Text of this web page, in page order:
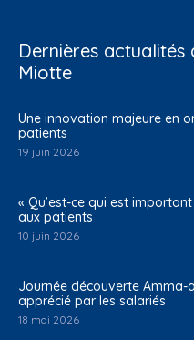
Dernières
Miotte
Une innovation majeure en
patients
19 juin 2026
« Qu’est-ce qui est
aux patients
10 juin 2026
Journée découverte Amma-
apprécié par les salariés
18 mai 2026